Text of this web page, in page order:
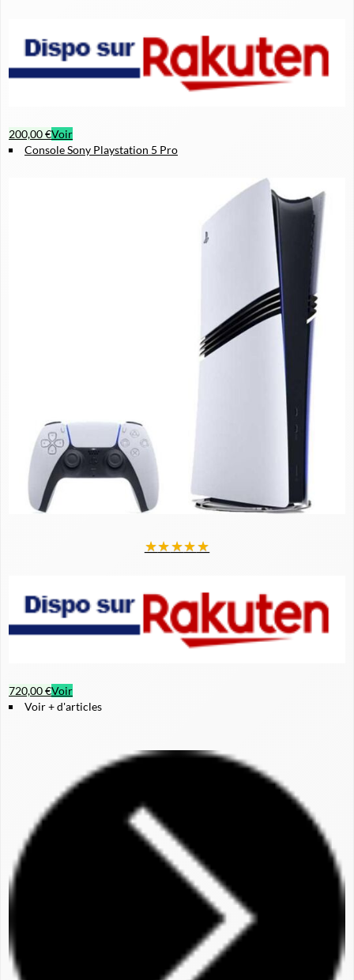
200,00 €Voir
Console Sony Playstation 5 Pro
★★★★★
720,00 €Voir
Voir + d'articles